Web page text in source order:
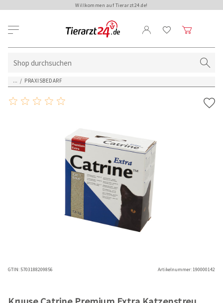
Willkommen auf Tierarzt24.de!
... / PRAXISBEDARF
GTIN:5703188209856 Artikelnummer:190000142